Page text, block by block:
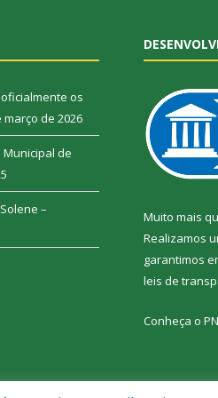
os
março de 2026
de
–
Muito mais
Realizamos
garantimos
leis de
Conheça o